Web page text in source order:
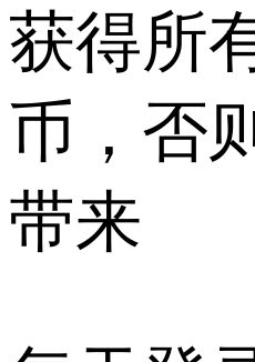
获得所
币，否
带来